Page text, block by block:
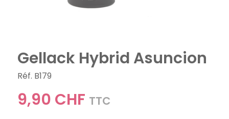
Gellack Hybrid Asuncion
Réf. B179
9,90 CHF TTC